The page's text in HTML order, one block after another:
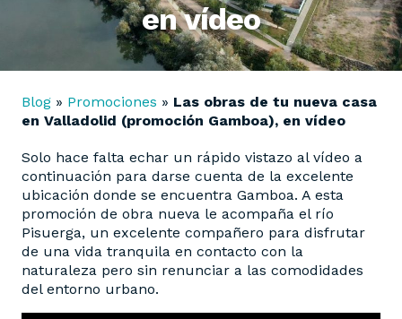
en vídeo
Blog » Promociones » Las obras de tu nueva casa
en Valladolid (promoción Gamboa), en vídeo
Solo hace falta echar un rápido vistazo al vídeo a
continuación para darse cuenta de la excelente
ubicación donde se encuentra Gamboa. A esta
promoción de obra nueva le acompaña el río
Pisuerga, un excelente compañero para disfrutar
de una vida tranquila en contacto con la
naturaleza pero sin renunciar a las comodidades
del entorno urbano.